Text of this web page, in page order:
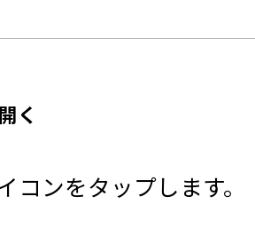
く
コンをタップします。